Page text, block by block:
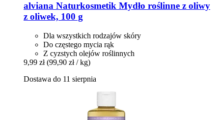
alviana Naturkosmetik Mydło roślinne z oliwy
z oliwek, 100 g
Dla wszystkich rodzajów skóry
Do częstego mycia rąk
Z cyzstych olejów roślinnych
9,99 zł (99,90 zł / kg)
Dostawa do 11 sierpnia